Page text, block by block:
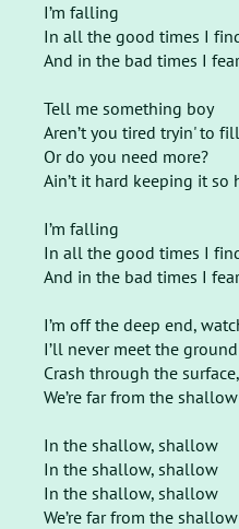
I’m falling
In all the good times I
And in the bad times I
Tell me something boy
Aren’t you tired tryin' to
Or do you need more?
Ain’t it hard keeping it so
I’m falling
In all the good times I
And in the bad times I
I’m off the deep end,
I’ll never meet the ground
Crash through the
We’re far from the
In the shallow, shallow
In the shallow, shallow
In the shallow, shallow
We’re far from the